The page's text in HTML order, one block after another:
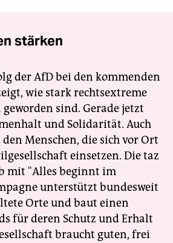
stärken
der AfD bei den kommenden
wie stark rechtsextreme
sind. Gerade jetzt
und Solidarität. Auch
Menschen, die sich vor Ort
einsetzen. Die taz
mit "Alles beginnt im
unterstützt bundesweit
Orte und baut einen
für deren Schutz und Erhalt
braucht guten, frei